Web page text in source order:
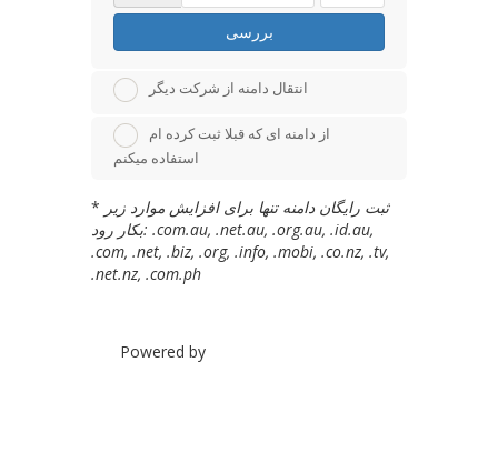
بررسی
انتقال دامنه از شرکت دیگر
از دامنه ای که قبلا ثبت کرده ام
استفاده میکنم
* ثبت رایگان دامنه تنها برای افزایش موارد زیر
بکار رود: .com.au, .net.au, .org.au, .id.au,
.com, .net, .biz, .org, .info, .mobi, .co.nz, .tv,
.net.nz, .com.ph
Powered by